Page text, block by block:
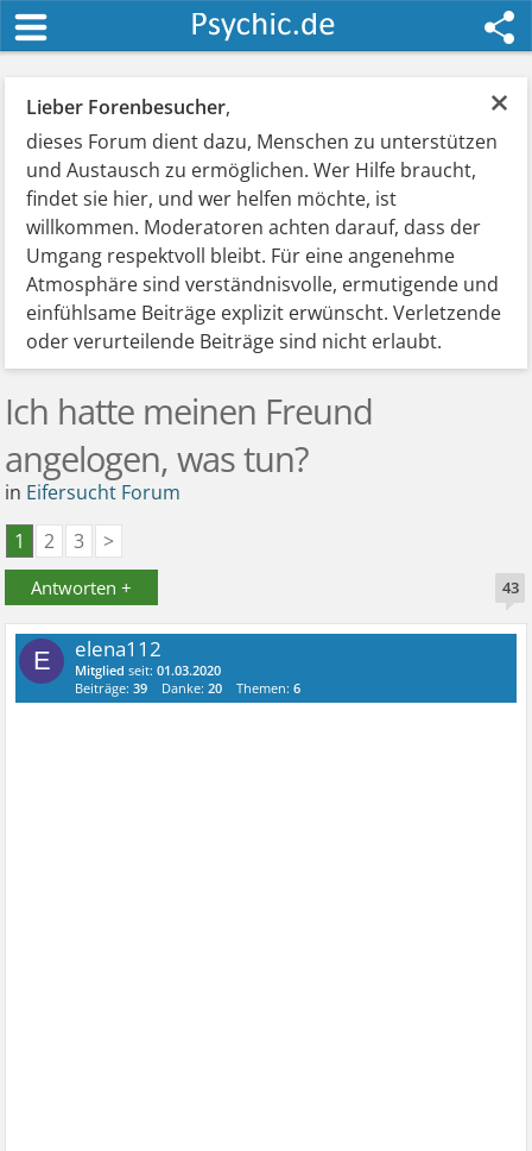
×
Lieber Forenbesucher,
dieses Forum dient dazu, Menschen zu unterstützen
und Austausch zu ermöglichen. Wer Hilfe braucht,
findet sie hier, und wer helfen möchte, ist
willkommen. Moderatoren achten darauf, dass der
Umgang respektvoll bleibt. Für eine angenehme
Atmosphäre sind verständnisvolle, ermutigende und
einfühlsame Beiträge explizit erwünscht. Verletzende
oder verurteilende Beiträge sind nicht erlaubt.
Ich hatte meinen Freund
angelogen, was tun?
in Eifersucht Forum
1
2 3 >
Antworten + 43
E elena112
Mitglied seit:01.03.2020
Beiträge:39 Danke:20 Themen:6